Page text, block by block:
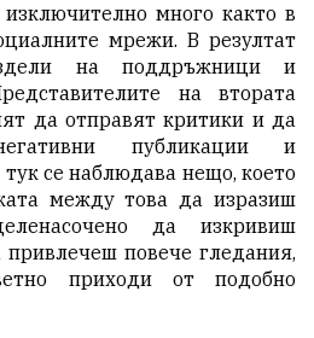
много както в
мрежи. В резултат
на поддръжници и
на втората
да отправят критики и да
публикации и
се наблюдава нещо, което
между това да изразиш
да изкривиш
повече гледания,
приходи от подобно